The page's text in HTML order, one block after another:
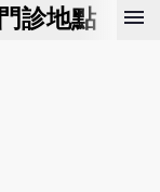
門診地點 預
menu